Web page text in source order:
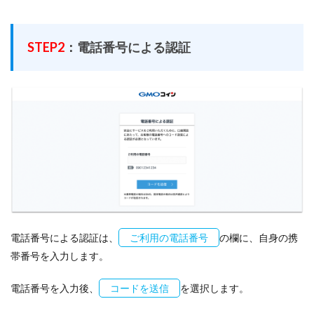
STEP2 ：電話番号による認証
電話番号による認証は、 ご利用の電話番号
の欄に、自身の携
帯番号を入力します。
電話番号を入力後、 コードを送信 を選択します。